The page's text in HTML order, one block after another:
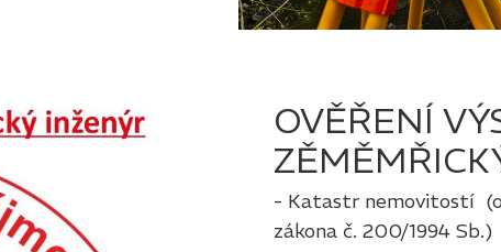
OVĚŘENÍ
- Katastr nemovitostí (
zákona č. 200/1994 Sb.)